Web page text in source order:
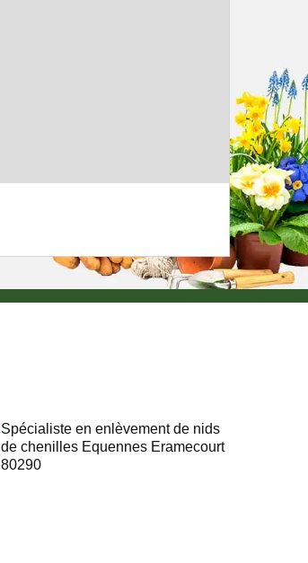
Spécialiste en enlèvement de nids
de chenilles Equennes Eramecourt
80290